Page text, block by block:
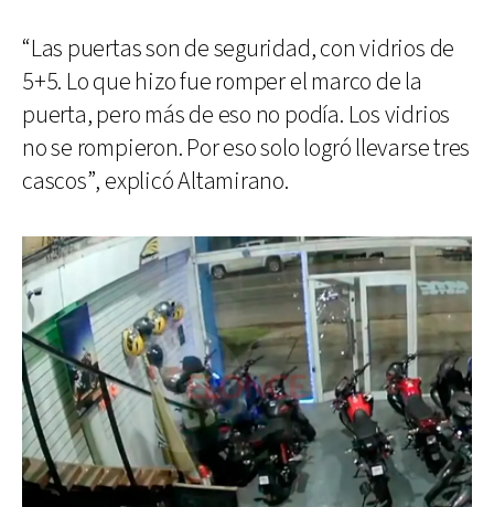
“Las puertas son de seguridad, con vidrios de
5+5. Lo que hizo fue romper el marco de la
puerta, pero más de eso no podía. Los vidrios
no se rompieron. Por eso solo logró llevarse tres
cascos”, explicó Altamirano.